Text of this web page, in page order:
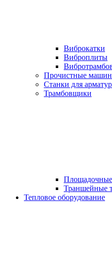
Виброкатки
Виброплиты
Прочистные
Станки для
Трамбовщики
Траншейные
Тепловое оборудование